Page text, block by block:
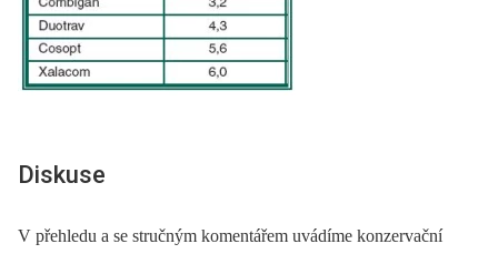
Diskuse
V přehledu a se stručným komentářem uvádíme konzervační